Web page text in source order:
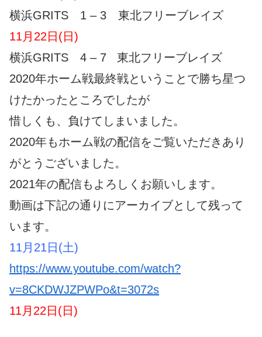
横浜GRITS 1 – 3 東北フリーブレイズ
11月22日(日)
横浜GRITS 4 – 7 東北フリーブレイズ
2020年ホーム戦最終戦ということで勝ち星つ
けたかったところでしたが
惜しくも、負けてしまいました。
2020年もホーム戦の配信をご覧いただきあり
がとうございました。
2021年の配信もよろしくお願いします。
動画は下記の通りにアーカイブとして残って
います。
11月21日(土)
https://www.youtube.com/watch?
v=8CKDWJZPWPo&t=3072s
11月22日(日)